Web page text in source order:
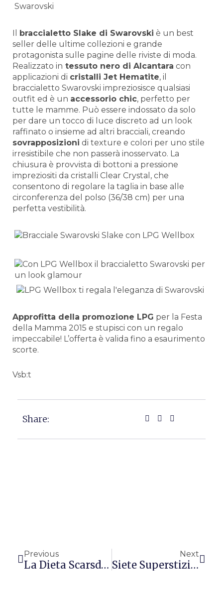
Il braccialetto Slake di Swarovski è un best
seller delle ultime collezioni e grande
protagonista sulle pagine delle riviste di moda.
Realizzato in tessuto nero di Alcantara con
applicazioni di cristalli Jet Hematite, il
braccialetto Swarovski impreziosisce qualsiasi
outfit ed è un accessorio chic, perfetto per
tutte le mamme. Può essere indossato da solo
per dare un tocco di luce discreto ad un look
raffinato o insieme ad altri bracciali, creando
sovrapposizioni di texture e colori per uno stile
irresistibile che non passerà inosservato. La
chiusura è provvista di bottoni a pressione
impreziositi da cristalli Clear Crystal, che
consentono di regolare la taglia in base alle
circonferenza del polso (36/38 cm) per una
perfetta vestibilità.
Approfitta della promozione LPG per la Festa
della Mamma 2015 e stupisci con un regalo
impeccabile! L’offerta è valida fino a esaurimento
scorte.
Vsb:t
Share:
Previous
La Dieta Scarsdale – Caratteristiche E Validità
Next
Siete Superstiziosi? Colpa Dello Stress